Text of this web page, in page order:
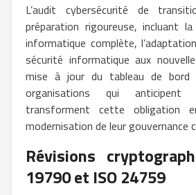
L’audit cybersécurité de
préparation rigoureuse, incluant
informatique complète,
sécurité informatique aux
mise à jour du tableau de bord
organisations qui
transforment cette obligation
modernisation de leur gouvernance
Révisions
19790 et ISO 24759